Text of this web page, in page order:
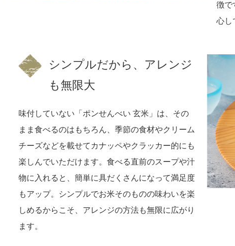
徴で
心し
シンプルだから、アレンジ
も無限大
味付していない「ポンせんべい 玄米」は、その
まま食べるのはもちろん、季節の食材やクリーム
チーズなどを載せてカナッペやクラッカー的にも
楽しんでいただけます。食べる直前のスープや汁
物に入れると、簡単に具だくさんになって満足度
もアップ。シンプルでお米そのものの味わいを楽
しめるからこそ、アレンジの方法も無限に広がり
ます。